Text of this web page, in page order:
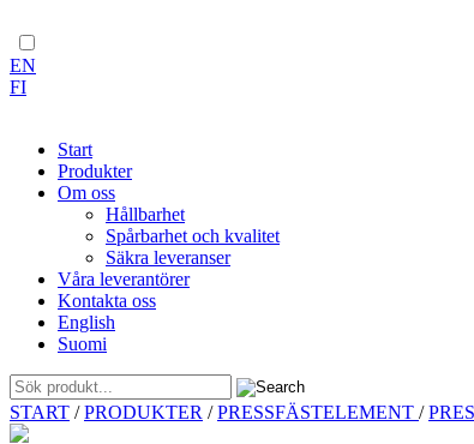
EN
FI
Start
Produkter
Om oss
Hållbarhet
Spårbarhet och kvalitet
Säkra leveranser
Våra leverantörer
Kontakta oss
English
Suomi
Skip
to
START /PRODUKTER /PRESSFÄSTELEMENT /